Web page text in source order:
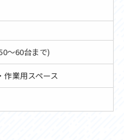
〜60台まで)
作業用スペース